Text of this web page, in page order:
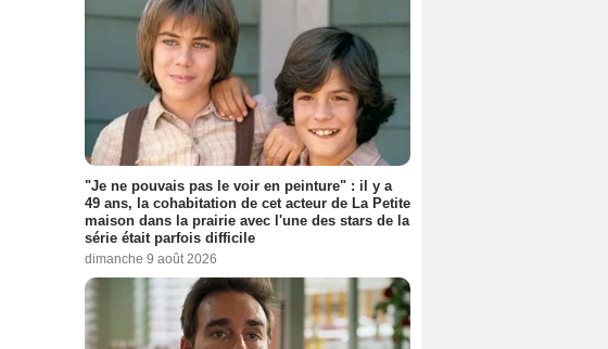
"Je ne pouvais pas le voir en peinture" : il y a
49 ans, la cohabitation de cet acteur de La Petite
maison dans la prairie avec l'une des stars de la
série était parfois difficile
dimanche 9 août 2026